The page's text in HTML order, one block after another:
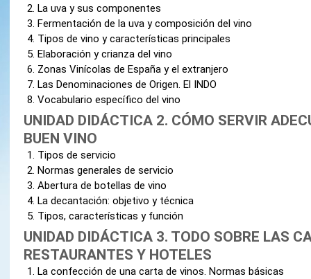
La uva y sus componentes
Fermentación de la uva y composición del vino
Tipos de vino y características principales
Elaboración y crianza del vino
Zonas Vinícolas de España y el extranjero
Las Denominaciones de Origen. El INDO
Vocabulario específico del vino
UNIDAD DIDÁCTICA 2. CÓMO SERVIR
BUEN VINO
Tipos de servicio
Normas generales de servicio
Abertura de botellas de vino
La decantación: objetivo y técnica
Tipos, características y función
UNIDAD DIDÁCTICA 3. TODO SOBRE LAS
RESTAURANTES Y HOTELES
La confección de una carta de vinos. Normas básicas